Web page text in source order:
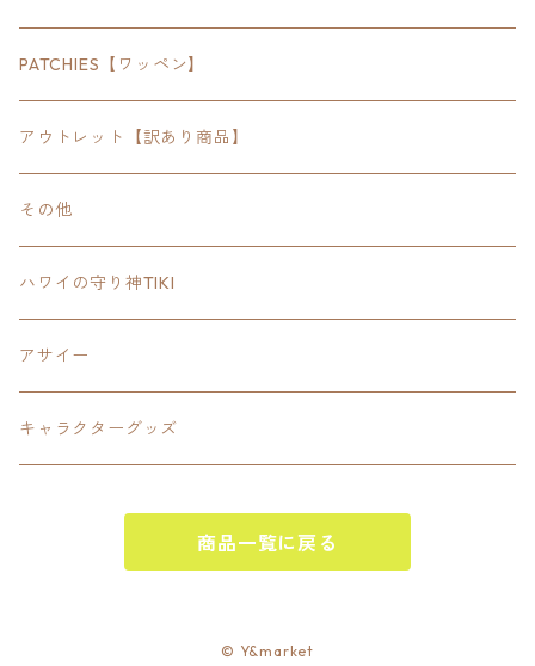
18inchオクタゴン八角形
24inchオクタゴン八角形
18inch×18inchスクエア正方形
California State Routeカリフォルニア州
Interstate 州間道路型
U.S. Route国道（アメリカ）
アウトドア
スポーツ
ピクトグラム
ブランド
ミリタリー
ゲーム
ジャパンスタイル
SEWTS
FOODIE
KIDS
POMONA
PATCHIES【ワッペン】
アウトレット【訳あり商品】
その他
ハワイの守り神TIKI
アサイー
キャラクターグッズ
商品一覧に戻る
© Y&market